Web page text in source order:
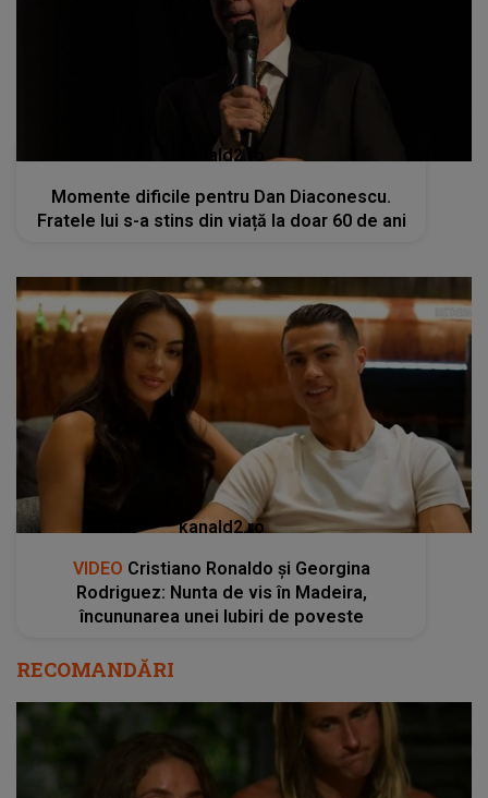
kanald2.ro
Momente dificile pentru Dan Diaconescu.
Fratele lui s-a stins din viață la doar 60 de ani
kanald2.ro
VIDEO Cristiano Ronaldo și Georgina
Rodriguez: Nunta de vis în Madeira,
încununarea unei Iubiri de poveste
RECOMANDĂRI